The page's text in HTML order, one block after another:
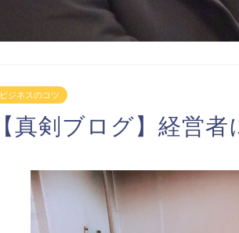
ビジネスのコツ
【真剣ブログ】経営